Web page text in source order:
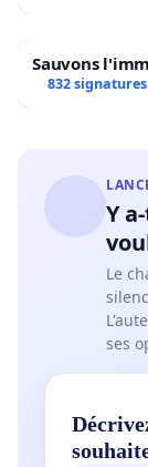
Sauvons
832 signatures
Y
Le
ses